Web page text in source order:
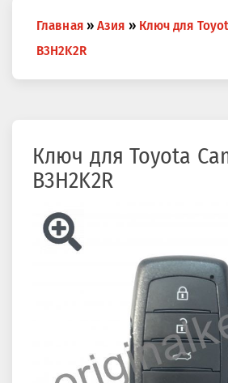
здесь
Главная » Азия » Ключ для
B3H2K2R
Ключ для Toyota
B3H2K2R